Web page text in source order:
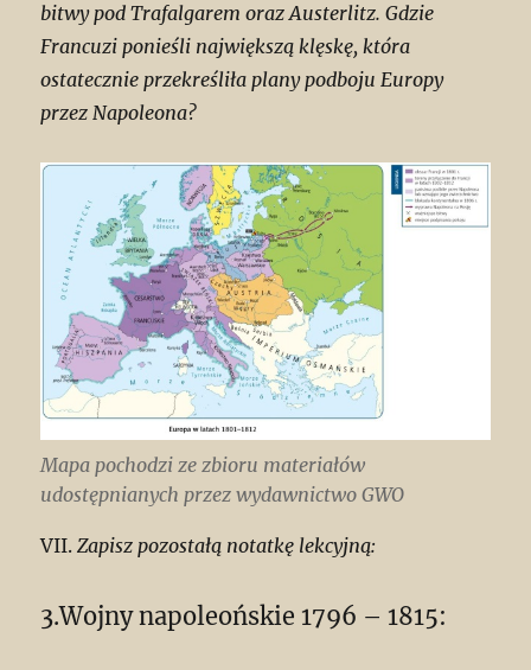
bitwy pod Trafalgarem oraz Austerlitz. Gdzie
Francuzi ponieśli największą klęskę, która
ostatecznie przekreśliła plany podboju Europy
przez Napoleona?
Mapa pochodzi ze zbioru materiałów
udostępnianych przez wydawnictwo GWO
VII.Zapisz pozostałą notatkę lekcyjną:
3.Wojny napoleońskie 1796 – 1815: